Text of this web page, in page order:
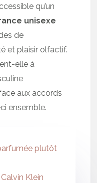
qu’un
unisexe
de
et plaisir olfactif.
elle à
aux accords
ensemble.
plutôt
Klein